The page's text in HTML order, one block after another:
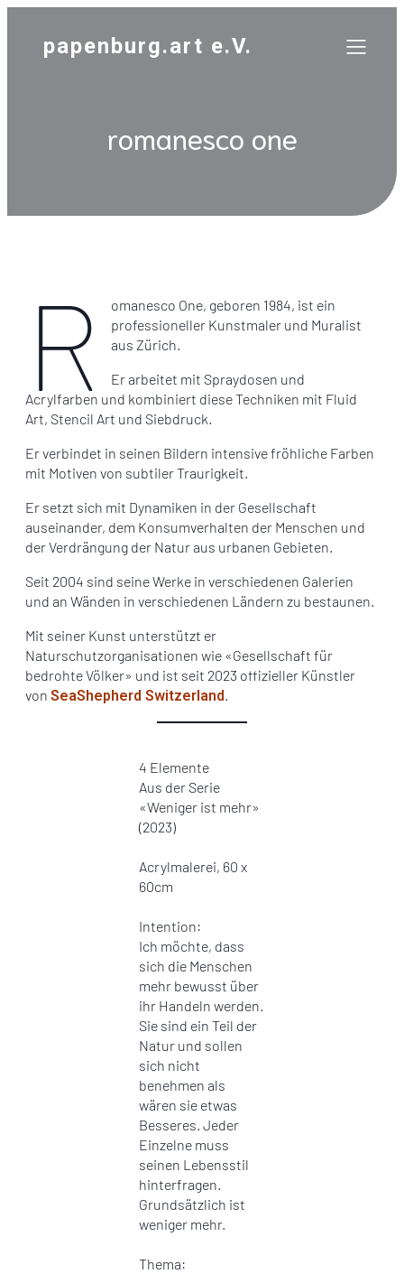
papenburg.art e.V.
romanesco one
R
omanesco One, geboren 1984, ist ein
professioneller Kunstmaler und Muralist
aus Zürich.
Er arbeitet mit Spraydosen und
Acrylfarben und kombiniert diese Techniken mit Fluid
Art, Stencil Art und Siebdruck.
Er verbindet in seinen Bildern intensive fröhliche Farben
mit Motiven von subtiler Traurigkeit.
Er setzt sich mit Dynamiken in der Gesellschaft
auseinander, dem Konsumverhalten der Menschen und
der Verdrängung der Natur aus urbanen Gebieten.
Seit 2004 sind seine Werke in verschiedenen Galerien
und an Wänden in verschiedenen Ländern zu bestaunen.
Mit seiner Kunst unterstützt er
Naturschutzorganisationen wie «Gesellschaft für
bedrohte Völker» und ist seit 2023 offizieller Künstler
von SeaShepherd Switzerland.
4 Elemente
Aus der Serie
«Weniger ist mehr»
(2023)
Acrylmalerei, 60 x
60cm
Intention:
Ich möchte, dass
sich die Menschen
mehr bewusst über
ihr Handeln werden.
Sie sind ein Teil der
Natur und sollen
sich nicht
benehmen als
wären sie etwas
Besseres. Jeder
Einzelne muss
seinen Lebensstil
hinterfragen.
Grundsätzlich ist
weniger mehr.
Thema: